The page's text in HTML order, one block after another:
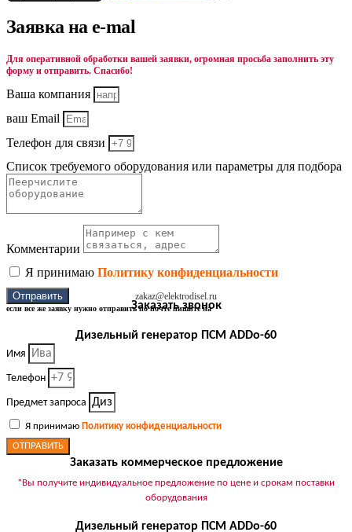
Заявка на e-mal
Для оперативной обработки вашей заявки, огромная просьба заполнить эту
форму и отправить. Спасибо!
Ваша компания
ваш Email
Телефон для связи
Список требуемого оборудования или параметры для подбора
Комментарии
Я принимаю Политику конфиденциальности
Отправить
если все же заявку нужно отправить по почте пишите на
zakaz@elektrodisel.ru
Заказать звонок
Дизельный генератор ПСМ ADDo-60
Имя
Телефон
Предмет запроса
Я принимаю Политику конфиденциальности
ОТПРАВИТЬ
Заказать коммерческое предложение
*Вы получите индивидуальное предложение по цене и срокам поставки
оборудования
Дизельный генератор ПСМ ADDo-60